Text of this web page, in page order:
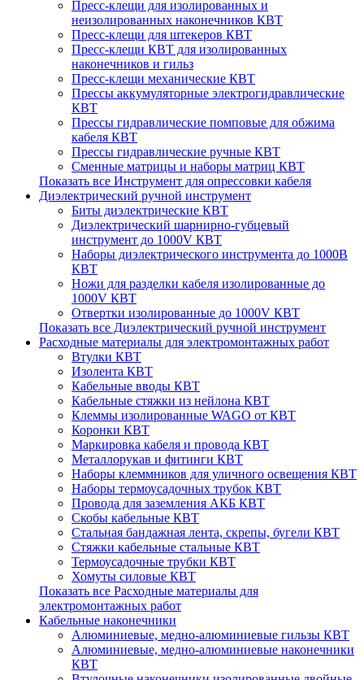
Пресс-клещи для изолированных и
неизолированных наконечников КВТ
Пресс-клещи для штекеров КВТ
Пресс-клещи КВТ для изолированных
наконечников и гильз
Пресс-клещи механические КВТ
Прессы аккумуляторные электрогидравлические
КВТ
Прессы гидравлические помповые для обжима
кабеля КВТ
Прессы гидравлические ручные КВТ
Сменные матрицы и наборы матриц КВТ
Показать все Инструмент для опрессовки кабеля
Диэлектрический ручной инструмент
Биты диэлектрические КВТ
Диэлектрический шарнирно-губцевый
инструмент до 1000V КВТ
Наборы диэлектрического инструмента до 1000В
КВТ
Ножи для разделки кабеля изолированные до
1000V КВТ
Отвертки изолированные до 1000V КВТ
Показать все Диэлектрический ручной инструмент
Расходные материалы для электромонтажных работ
Втулки КВТ
Изолента КВТ
Кабельные вводы КВТ
Кабельные стяжки из нейлона КВТ
Клеммы изолированные WAGO от КВТ
Коронки КВТ
Маркировка кабеля и провода КВТ
Металлорукав и фитинги КВТ
Наборы клеммников для уличного освещения КВТ
Наборы термоусадочных трубок КВТ
Провода для заземления АКБ КВТ
Скобы кабельные КВТ
Стальная бандажная лента, скрепы, бугели КВТ
Стяжки кабельные стальные КВТ
Термоусадочные трубки КВТ
Хомуты силовые КВТ
Показать все Расходные материалы для
электромонтажных работ
Кабельные наконечники
Алюминиевые, медно-алюминиевые гильзы КВТ
Алюминиевые, медно-алюминиевые наконечники
КВТ